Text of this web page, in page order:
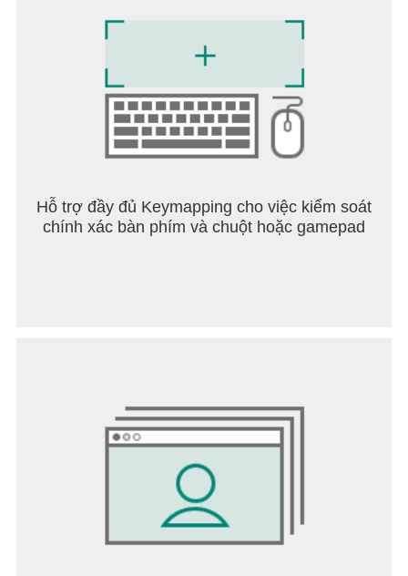
Thiết kế Anh hùng chân thực và hấp dẫn khắc họa
những người sống sót từ nhiều tầng lớp khác
nhau. Tuyển mộ những Anh hùng tài năng để dẫn
dắt quân đội của bạn, bảo vệ Nơi trú ẩn và chinh
phục một trong những trò chơi chiến lược hay nhất!
Chỉ huy, bạn đã sẵn sàng sống sót qua ngày tận
Trở thành người giỏi nhất trong trò chơi zombie
bằng sức mạnh và trí tuệ của bạn!
Hỗ trợ khách hàng:
help.doomsday.android@igg.com
Hỗ trợ đầy đủ Keymapping cho việc kiểm soát
chính xác bàn phím và chuột hoặc gamepad